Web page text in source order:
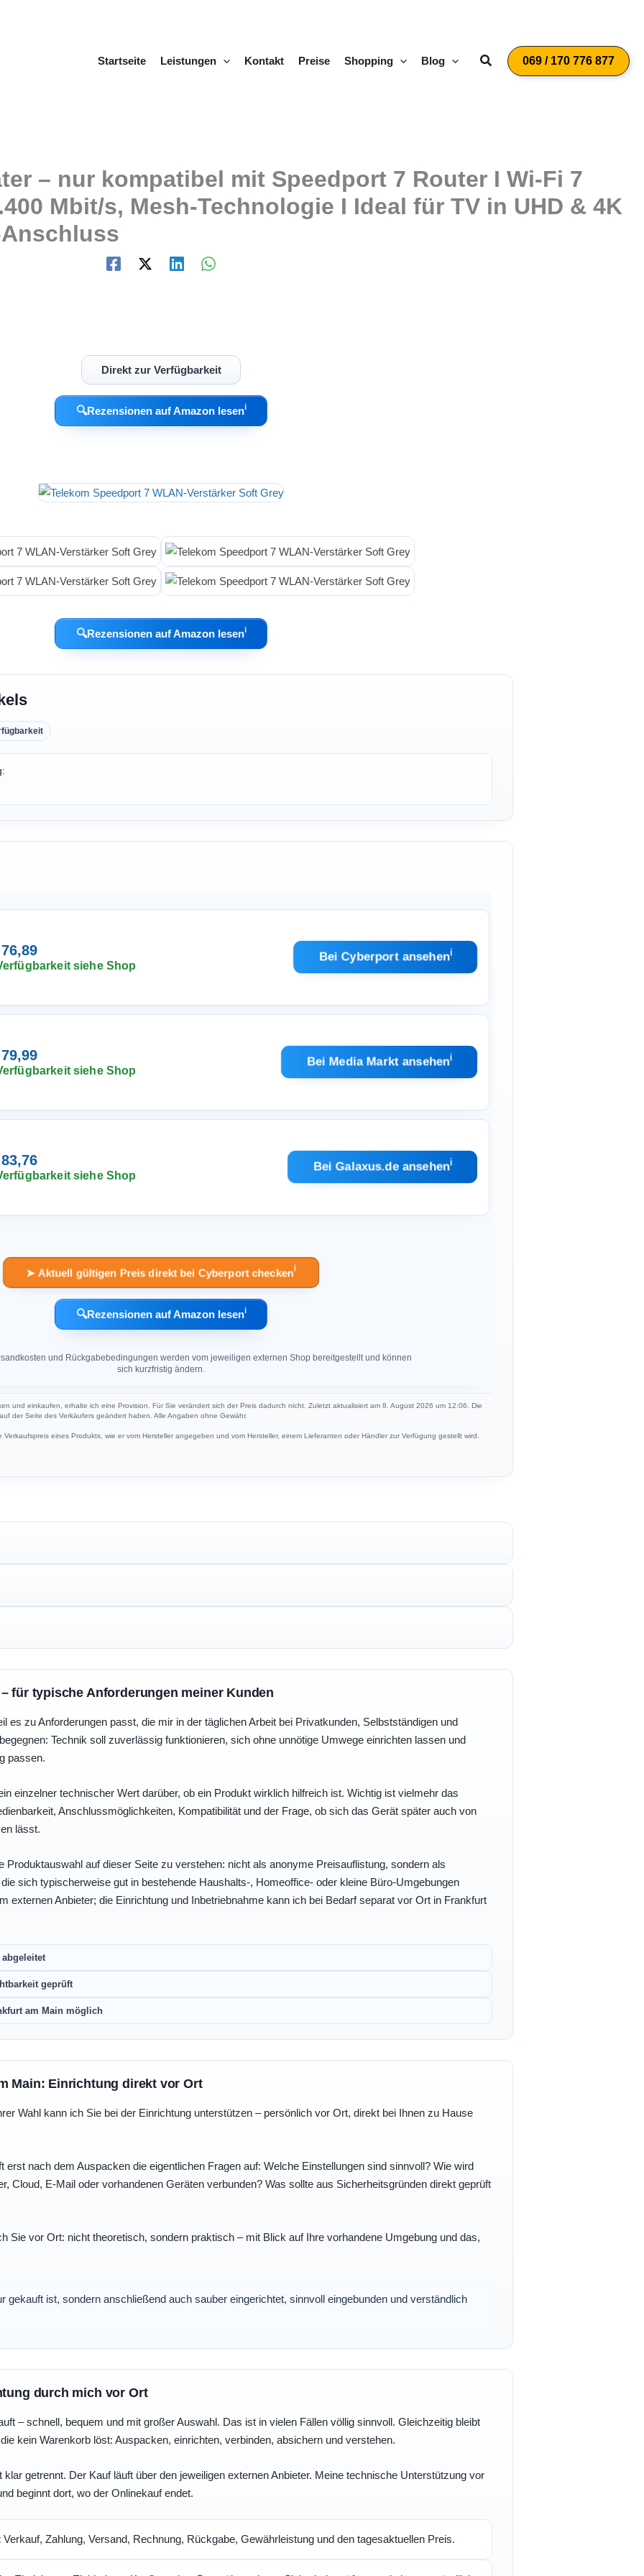
Startseite Leistungen Kontakt Preise Shopping Blog Suchen069 / 170 776 877
– nur kompatibel mit Speedport 7 Router I Wi-Fi 7
Mbit/s, Mesh-Technologie I Ideal für TV in UHD & 4K
Direkt zur Verfügbarkeit
🔍Rezensionen auf Amazon lesenℹ︎
🔍Rezensionen auf Amazon lesenℹ︎
siehe Shop
Bei Cyberport ansehenℹ︎
siehe Shop
Bei Media Markt ansehenℹ︎
siehe Shop
Bei Galaxus.de ansehenℹ︎
➤ Aktuell gültigen Preis direkt bei Cyberport checkenℹ︎
🔍Rezensionen auf Amazon lesenℹ︎
und Rückgabebedingungen werden vom jeweiligen externen Shop bereitgestellt und können
sich kurzfristig ändern.
und einkaufen, erhalte ich eine Provision. Für Sie verändert sich der Preis dadurch nicht. Zuletzt aktualisiert am 8. August 2026 um 12:06. Die
der Seite des Verkäufers geändert haben. Alle Angaben ohne Gewähr.
eines Produkts, wie er vom Hersteller angegeben und vom Hersteller, einem Lieferanten oder Händler zur Verfügung gestellt wird.
für typische Anforderungen meiner Kunden
es zu Anforderungen passt, die mir in der täglichen Arbeit bei Privatkunden, Selbstständigen und
Technik soll zuverlässig funktionieren, sich ohne unnötige Umwege einrichten lassen und
passen.
einzelner technischer Wert darüber, ob ein Produkt wirklich hilfreich ist. Wichtig ist vielmehr das
Anschlussmöglichkeiten, Kompatibilität und der Frage, ob sich das Gerät später auch von
lässt.
Produktauswahl auf dieser Seite zu verstehen: nicht als anonyme Preisauflistung, sondern als
sich typischerweise gut in bestehende Haushalts-, Homeoffice- oder kleine Büro-Umgebungen
externen Anbieter; die Einrichtung und Inbetriebnahme kann ich bei Bedarf separat vor Ort in Frankfurt
geprüft
am Main möglich
Main: Einrichtung direkt vor Ort
Wahl kann ich Sie bei der Einrichtung unterstützen – persönlich vor Ort, direkt bei Ihnen zu Hause
erst nach dem Auspacken die eigentlichen Fragen auf: Welche Einstellungen sind sinnvoll? Wie wird
Cloud, E-Mail oder vorhandenen Geräten verbunden? Was sollte aus Sicherheitsgründen direkt geprüft
Sie vor Ort: nicht theoretisch, sondern praktisch – mit Blick auf Ihre vorhandene Umgebung und das,
gekauft ist, sondern anschließend auch sauber eingerichtet, sinnvoll eingebunden und verständlich
durch mich vor Ort
– schnell, bequem und mit großer Auswahl. Das ist in vielen Fällen völlig sinnvoll. Gleichzeitig bleibt
kein Warenkorb löst: Auspacken, einrichten, verbinden, absichern und verstehen.
getrennt. Der Kauf läuft über den jeweiligen externen Anbieter. Meine technische Unterstützung vor
beginnt dort, wo der Onlinekauf endet.
Verkauf, Zahlung, Versand, Rechnung, Rückgabe, Gewährleistung und den tagesaktuellen Preis.